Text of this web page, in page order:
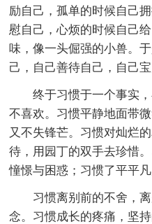
励自己，孤单的时候自己
慰自己，心烦的时候自己
味，像一头倔强的小兽。
己，自己善待自己，自己
终于习惯于一个事实
不喜欢。习惯平静地面带
又不失锋芒。习惯对灿烂
待，用园丁的双手去珍惜
憧憬与困惑；习惯了平平
习惯离别前的不舍，
念。习惯成长的疼痛，坚